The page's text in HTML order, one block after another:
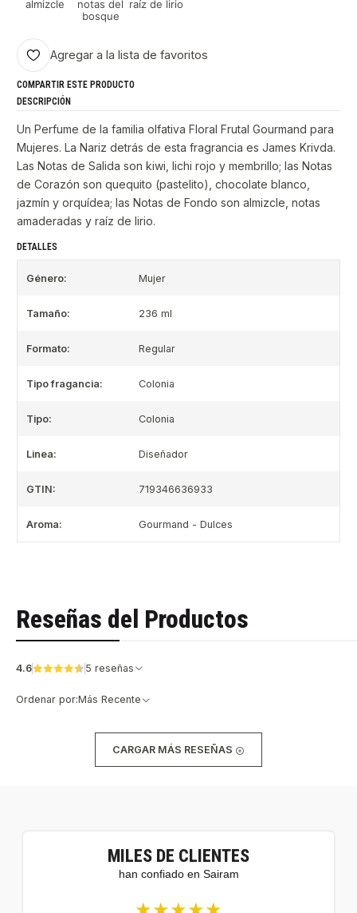
almizcle
notas del
bosque
raíz de lirio
Agregar a la lista de favoritos
COMPARTIR ESTE PRODUCTO
DESCRIPCIÓN
Un Perfume de la familia olfativa Floral Frutal Gourmand para
Mujeres. La Nariz detrás de esta fragrancia es James Krivda.
Las Notas de Salida son kiwi, lichi rojo y membrillo; las Notas
de Corazón son quequito (pastelito), chocolate blanco,
jazmín y orquídea; las Notas de Fondo son almizcle, notas
amaderadas y raíz de lirio.
DETALLES
Género: Mujer
Tamaño: 236 ml
Formato: Regular
Tipo fragancia: Colonia
Tipo: Colonia
Linea: Diseñador
GTIN: 719346636933
Aroma: Gourmand - Dulces
Reseñas del Productos
4.6 5 reseñas
Ordenar por:Más Recente
CARGAR MÁS RESEÑAS
MILES DE CLIENTES
han confiado en Sairam